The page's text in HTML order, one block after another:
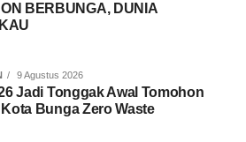
BERBUNGA, DUNIA
9 Agustus 2026
Jadi Tonggak Awal Tomohon
Kota Bunga Zero Waste